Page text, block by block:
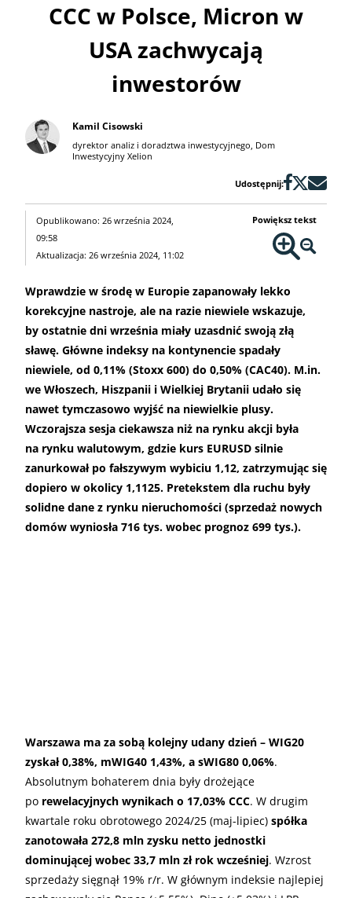
CCC w Polsce, Micron w
USA zachwycają
inwestorów
Kamil Cisowski
dyrektor analiz i doradztwa inwestycyjnego, Dom
Inwestycyjny Xelion
Udostępnij:
Opublikowano: 26 września 2024,
09:58
Aktualizacja: 26 września 2024, 11:02
Powiększ tekst
Wprawdzie w środę w Europie zapanowały lekko
korekcyjne nastroje, ale na razie niewiele wskazuje,
by ostatnie dni września miały uzasdnić swoją złą
sławę. Główne indeksy na kontynencie spadały
niewiele, od 0,11% (Stoxx 600) do 0,50% (CAC40). M.in.
we Włoszech, Hiszpanii i Wielkiej Brytanii udało się
nawet tymczasowo wyjść na niewielkie plusy.
Wczorajsza sesja ciekawsza niż na rynku akcji była
na rynku walutowym, gdzie kurs EURUSD silnie
zanurkował po fałszywym wybiciu 1,12, zatrzymując się
dopiero w okolicy 1,1125. Pretekstem dla ruchu były
solidne dane z rynku nieruchomości (sprzedaż nowych
domów wyniosła 716 tys. wobec prognoz 699 tys.).
Warszawa ma za sobą kolejny udany dzień – WIG20
zyskał 0,38%, mWIG40 1,43%, a sWIG80 0,06%.
Absolutnym bohaterem dnia były drożejące
po rewelacyjnych wynikach o 17,03% CCC. W drugim
kwartale roku obrotowego 2024/25 (maj-lipiec) spółka
zanotowała 272,8 mln zysku netto jednostki
dominującej wobec 33,7 mln zł rok wcześniej. Wzrost
sprzedaży sięgnął 19% r/r. W głównym indeksie najlepiej